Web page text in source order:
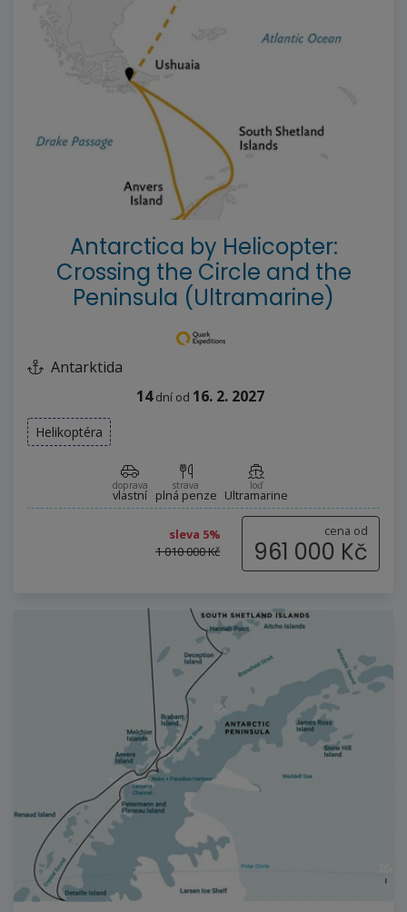
Antarctica by Helicopter:
Crossing the Circle and the
Peninsula (Ultramarine)
Antarktida
14dní od 16. 2. 2027
Helikoptéra
doprava
vlastní
strava
plná penze
loď
Ultramarine
sleva 5%
1 010 000 Kč
cena od
961 000 Kč